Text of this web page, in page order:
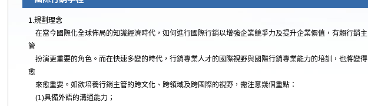
1.規劃理念
在當今國際化全球佈局的知識經濟時代，如何進行國際行銷以增強企業競爭力及提升企業價值，有賴行銷主
管
扮演更重要的角色。而在快速多變的時代，行銷專業人才的國際視野與國際行銷專業能力的培訓，也將變得
愈
來愈重要。如欲培養行銷主管的跨文化、跨領域及跨國際的視野，需注意幾個重點：
(1)具備外語的溝通能力；